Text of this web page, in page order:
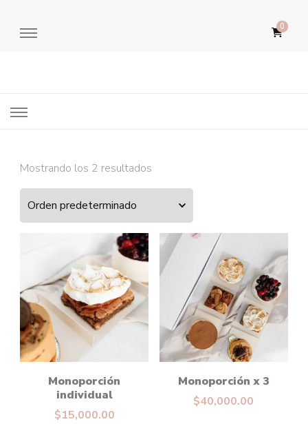
0
Mostrando los 2 resultados
Monoporción
individual
$15,000.00
Monoporción x 3
$40,000.00